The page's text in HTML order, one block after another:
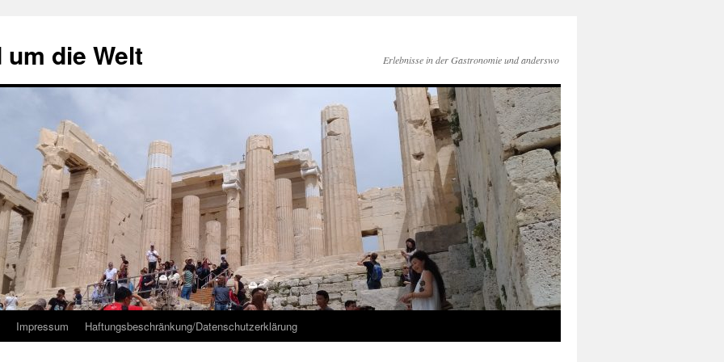
die Welt Erlebnisse in der Gastronomie und anderswo
Impressum Haftungsbeschränkung/Datenschutzerklärung